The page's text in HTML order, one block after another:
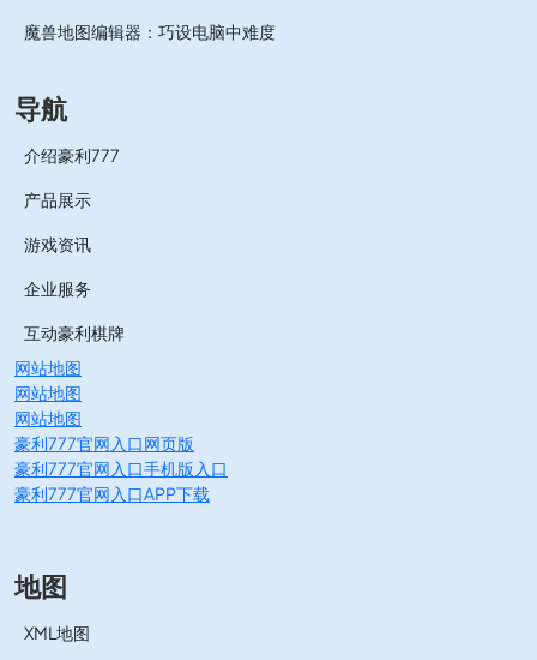
魔兽地图编辑器：巧设电脑中难度
导航
介绍豪利777
产品展示
游戏资讯
企业服务
互动豪利棋牌
网站地图
网站地图
网站地图
豪利777官网入口网页版
豪利777官网入口手机版入口
豪利777官网入口APP下载
地图
XML地图